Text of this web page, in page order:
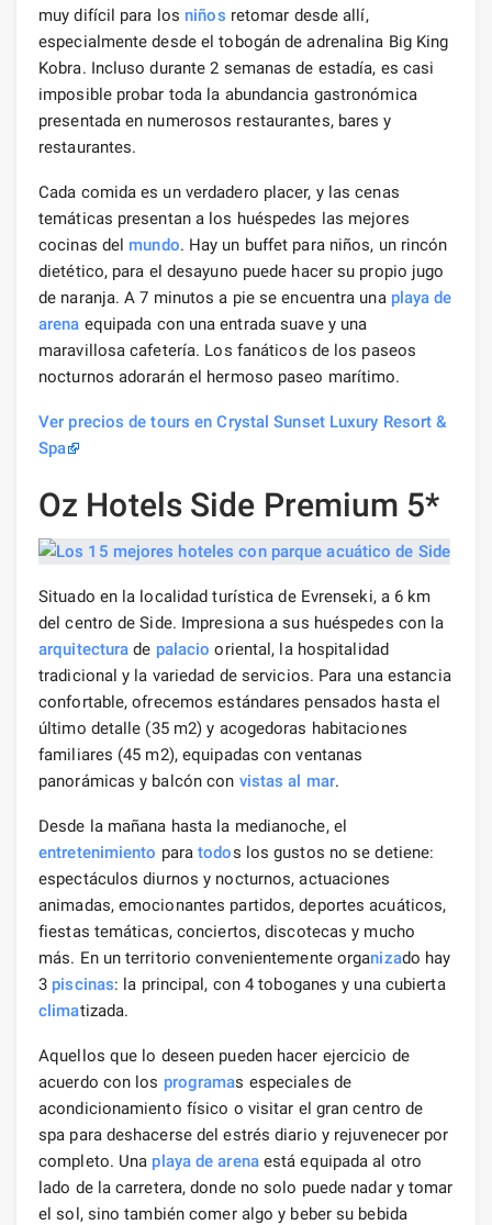
muy difícil para los niños retomar desde allí,
especialmente desde el tobogán de adrenalina Big King
Kobra. Incluso durante 2 semanas de estadía, es casi
imposible probar toda la abundancia gastronómica
presentada en numerosos restaurantes, bares y
restaurantes.
Cada comida es un verdadero placer, y las cenas
temáticas presentan a los huéspedes las mejores
cocinas del mundo. Hay un buffet para niños, un rincón
dietético, para el desayuno puede hacer su propio jugo
de naranja. A 7 minutos a pie se encuentra una playa de
arena equipada con una entrada suave y una
maravillosa cafetería. Los fanáticos de los paseos
nocturnos adorarán el hermoso paseo marítimo.
Ver precios de tours en Crystal Sunset Luxury Resort &
Spa
Oz Hotels Side Premium 5*
Situado en la localidad turística de Evrenseki, a 6 km
del centro de Side. Impresiona a sus huéspedes con la
arquitectura de palacio oriental, la hospitalidad
tradicional y la variedad de servicios. Para una estancia
confortable, ofrecemos estándares pensados ​​hasta el
último detalle (35 m2) y acogedoras habitaciones
familiares (45 m2), equipadas con ventanas
panorámicas y balcón con vistas al mar.
Desde la mañana hasta la medianoche, el
entretenimiento paratodos los gustos no se detiene:
espectáculos diurnos y nocturnos, actuaciones
animadas, emocionantes partidos, deportes acuáticos,
fiestas temáticas, conciertos, discotecas y mucho
más. En un territorio convenientemente organizado hay
3 piscinas: la principal, con 4 toboganes y una cubierta
climatizada.
Aquellos que lo deseen pueden hacer ejercicio de
acuerdo con los programas especiales de
acondicionamiento físico o visitar el gran centro de
spa para deshacerse del estrés diario y rejuvenecer por
completo. Una playa de arenaestá equipada al otro
lado de la carretera, donde no solo puede nadar y tomar
el sol, sino también comer algo y beber su bebida